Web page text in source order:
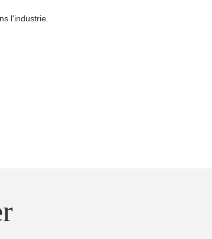
l'industrie.